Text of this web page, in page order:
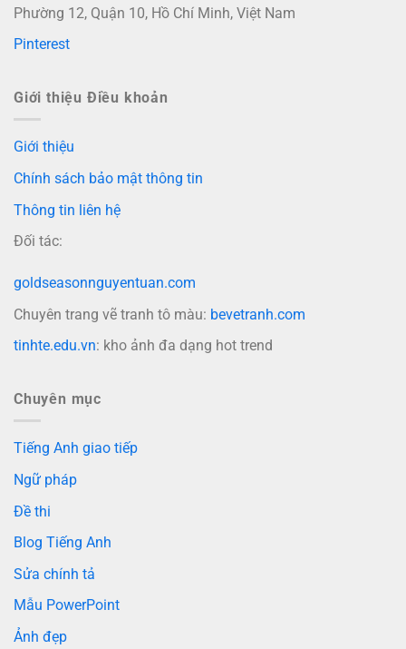
Phường 12, Quận 10, Hồ Chí Minh, Việt Nam
Pinterest
Giới thiệu Điều khoản
Giới thiệu
Chính sách bảo mật thông tin
Thông tin liên hệ
Đối tác:
goldseasonnguyentuan.com
Chuyên trang vẽ tranh tô màu: bevetranh.com
tinhte.edu.vn: kho ảnh đa dạng hot trend
Chuyên mục
Tiếng Anh giao tiếp
Ngữ pháp
Đề thi
Blog Tiếng Anh
Sửa chính tả
Mẫu PowerPoint
Ảnh đẹp